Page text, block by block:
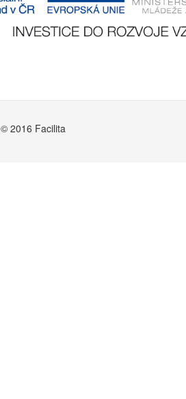
© 2016 Facilita